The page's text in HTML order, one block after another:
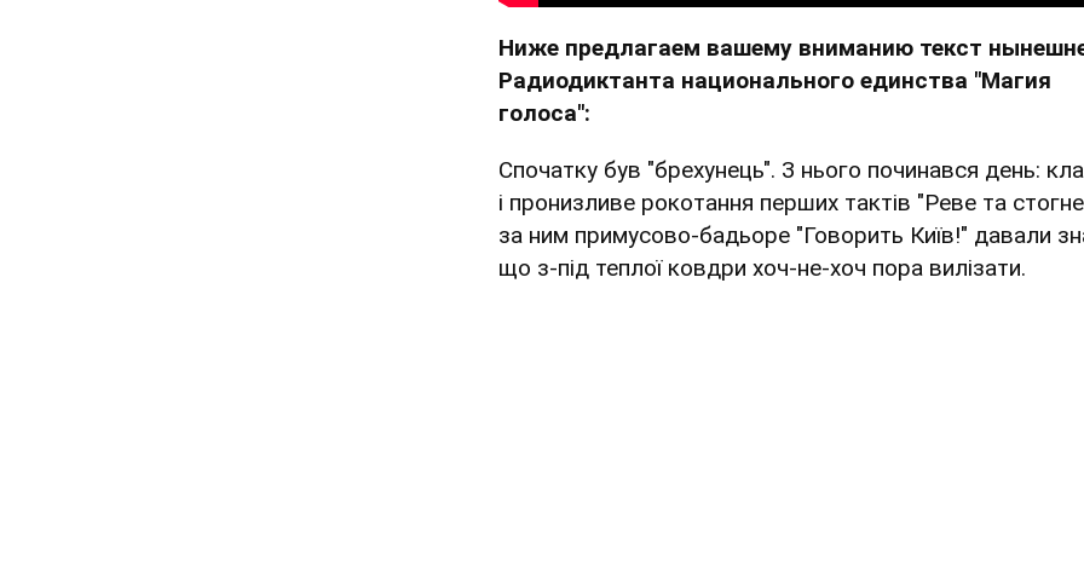
Ниже предлагаем вашему вниманию текст
Радиодиктанта национального единства "Магия
голоса":
Спочатку був "брехунець". З нього починався день:
і пронизливе рокотання перших тактів "Реве та
за ним примусово-бадьоре "Говорить Київ!" давали
що з-під теплої ковдри хоч-не-хоч пора вилізати.